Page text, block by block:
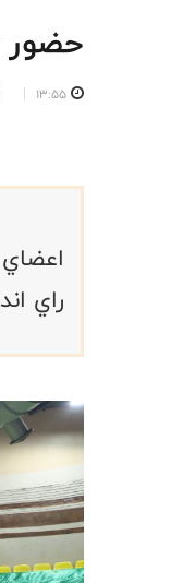
حضور
13:55
راي